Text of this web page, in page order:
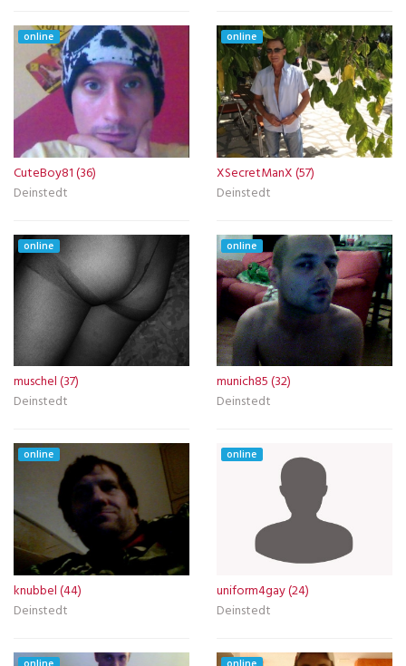
online
CuteBoy81 (36)
Deinstedt
online
XSecretManX (57)
Deinstedt
online
muschel (37)
Deinstedt
online
munich85 (32)
Deinstedt
online
knubbel (44)
Deinstedt
online
uniform4gay (24)
Deinstedt
online online